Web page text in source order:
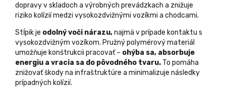
dopravy v skladoch a výrobných prevádzkach a znižuje
riziko kolízií medzi vysokozdvižnými vozíkmi a chodcami.
Stĺpik je odolný voči nárazu,najmä v prípade kontaktu s
vysokozdvižným vozíkom. Pružný polymérový materiál
umožňuje konštrukcii pracovať – ohýba sa, absorbuje
energiu a vracia sa do pôvodného tvaru. To pomáha
znižovať škody na infraštruktúre a minimalizuje následky
prípadných kolízií.